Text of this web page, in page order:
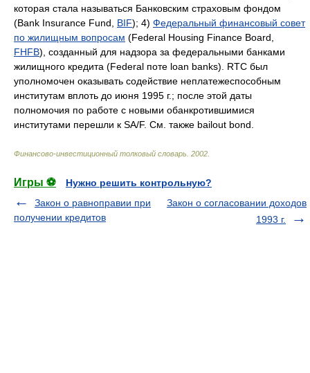
которая стала называться Банковским страховым фондом
(Bank Insurance Fund, BIF); 4) Федеральный финансовый совет
по жилищным вопросам (Federal Housing Finance Board,
FHFB), созданный для надзора за федеральными банками
жилищного кредита (Federal поте loan banks). RTC был
уполномочен оказывать содействие неплатежеспособным
институтам вплоть до июня 1995 г.; после этой даты
полномочия по работе с новыми обанкротившимися
институтами перешли к SA/F. См. также bailout bond.
Финансово-инвестиционный толковый словарь 2002
Игры ⚽
Нужно решить контрольную?
Закон о равноправии при
получении кредитов
Закон о согласовании доходов
1993 г.